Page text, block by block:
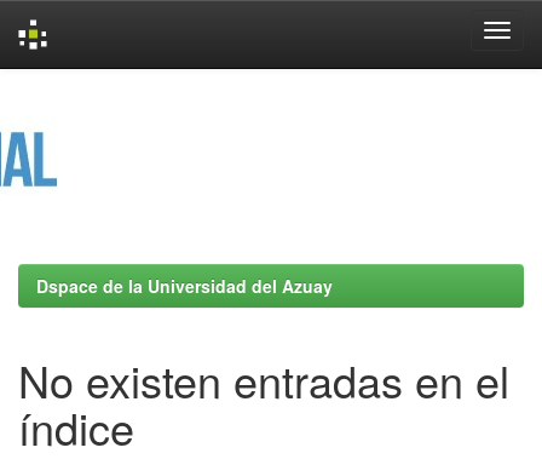
Dspace de la Universidad del Azuay
No existen entradas en el
índice